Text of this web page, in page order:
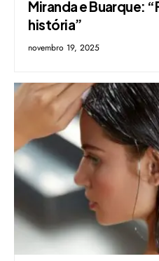
Miranda e Buarque:
história”
novembro 19, 2025